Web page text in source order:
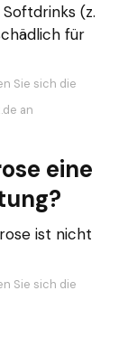
(z.
für
Sie sich die
an
eine
ist nicht
Sie sich die